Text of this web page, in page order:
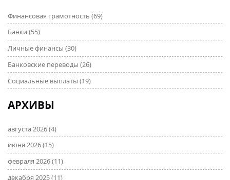
Финансовая грамотность (69)
Банки (55)
Личные финансы (30)
Банковские переводы (26)
Социальные выплаты (19)
АРХИВЫ
августа 2026(4)
июня 2026(15)
февраля 2026(11)
декабря 2025(11)